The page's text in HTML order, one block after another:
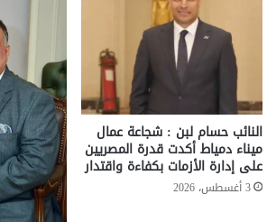
النائب حسام لبن : شجاعة عمال
ميناء دمياط أكدت قدرة المصريين
على إدارة الأزمات بكفاءة واقتدار
3 أغسطس، 2026